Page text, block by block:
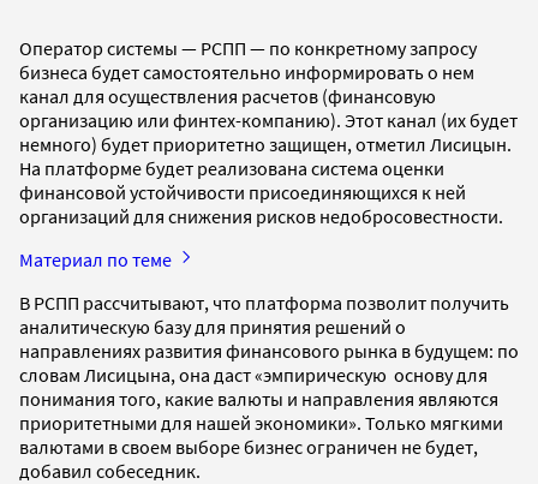
Оператор системы — РСПП — по конкретному запросу
бизнеса будет самостоятельно информировать о нем
канал для осуществления расчетов (финансовую
организацию или финтех-компанию). Этот канал (их будет
немного) будет приоритетно защищен, отметил Лисицын.
На платформе будет реализована система оценки
финансовой устойчивости присоединяющихся к ней
организаций для снижения рисков недобросовестности.
Материал по теме
В РСПП рассчитывают, что платформа позволит получить
аналитическую базу для принятия решений о
направлениях развития финансового рынка в будущем: по
словам Лисицына, она даст «эмпирическую основу для
понимания того, какие валюты и направления являются
приоритетными для нашей экономики». Только мягкими
валютами в своем выборе бизнес ограничен не будет,
добавил собеседник.